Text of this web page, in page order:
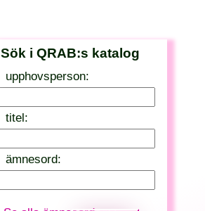
Sök i QRAB:s katalog
upphovsperson:
titel:
ämnesord: